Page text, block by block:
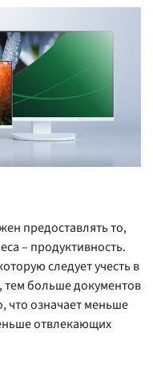
предоставлять то,
– продуктивность.
следует учесть в
больше документов
что означает меньше
отвлекающих